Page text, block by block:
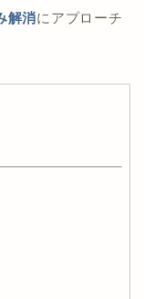
解消にアプローチ